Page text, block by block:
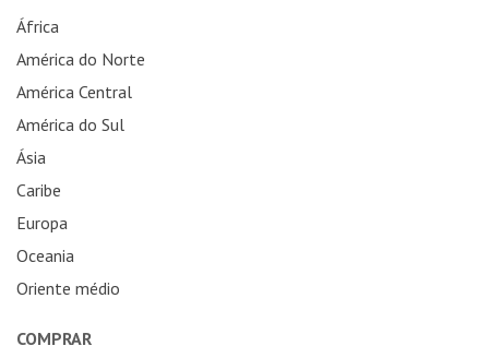
África
América do Norte
América Central
América do Sul
Ásia
Caribe
Europa
Oceania
Oriente médio
COMPRAR